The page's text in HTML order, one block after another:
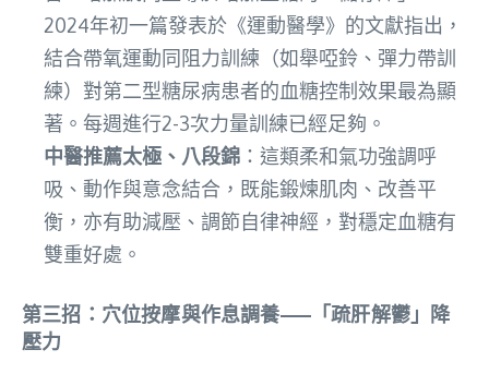
2024年初一篇發表於《運動醫學》的文獻指出，
結合帶氧運動同阻力訓練（如舉啞鈴、彈力帶訓
練）對第二型糖尿病患者的血糖控制效果最為顯
著。每週進行2-3次力量訓練已經足夠。
中醫推薦太極、八段錦 ：這類柔和氣功強調呼
吸、動作與意念結合，既能鍛煉肌肉、改善平
衡，亦有助減壓、調節自律神經，對穩定血糖有
雙重好處。
第三招：穴位按摩與作息調養——「疏肝解鬱」降
壓力